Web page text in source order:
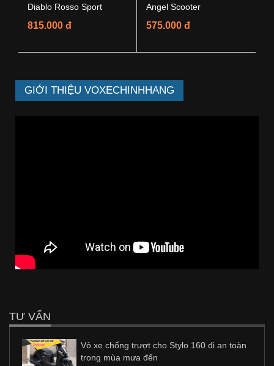
Diablo Rosso Sport
815.000 đ
Angel Scooter
575.000 đ
GIỚI THIỆU VOXECHINHHANG
TƯ VẤN
Vỏ xe chống trượt cho Stylo 160 đi an toàn
trong mùa mưa đến